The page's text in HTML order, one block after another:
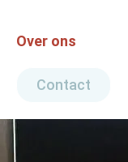
Over ons
Contact